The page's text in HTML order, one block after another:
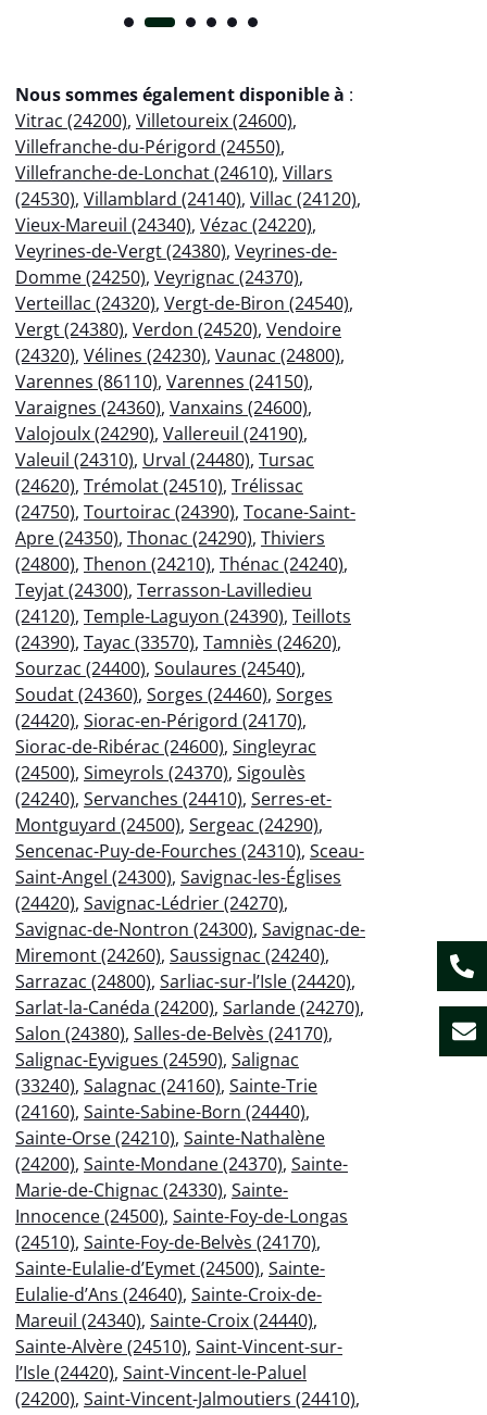
Nous sommes également disponible à :
Vitrac (24200), Villetoureix (24600),
Villefranche-du-Périgord (24550),
Villefranche-de-Lonchat (24610), Villars
(24530), Villamblard (24140), Villac (24120),
Vieux-Mareuil (24340), Vézac (24220),
Veyrines-de-Vergt (24380), Veyrines-de-
Domme (24250), Veyrignac (24370),
Verteillac (24320), Vergt-de-Biron (24540),
Vergt (24380), Verdon (24520), Vendoire
(24320), Vélines (24230), Vaunac (24800),
Varennes (86110), Varennes (24150),
Varaignes (24360), Vanxains (24600),
Valojoulx (24290), Vallereuil (24190),
Valeuil (24310), Urval (24480), Tursac
(24620), Trémolat (24510), Trélissac
(24750), Tourtoirac (24390), Tocane-Saint-
Apre (24350), Thonac (24290), Thiviers
(24800), Thenon (24210), Thénac (24240),
Teyjat (24300), Terrasson-Lavilledieu
(24120), Temple-Laguyon (24390), Teillots
(24390), Tayac (33570), Tamniès (24620),
Sourzac (24400), Soulaures (24540),
Soudat (24360), Sorges (24460), Sorges
(24420), Siorac-en-Périgord (24170),
Siorac-de-Ribérac (24600), Singleyrac
(24500), Simeyrols (24370), Sigoulès
(24240), Servanches (24410), Serres-et-
Montguyard (24500), Sergeac (24290),
Sencenac-Puy-de-Fourches (24310), Sceau-
Saint-Angel (24300), Savignac-les-Églises
(24420), Savignac-Lédrier (24270),
Savignac-de-Nontron (24300), Savignac-de-
Miremont (24260), Saussignac (24240),
Sarrazac (24800), Sarliac-sur-l’Isle (24420),
Sarlat-la-Canéda (24200), Sarlande (24270),
Salon (24380), Salles-de-Belvès (24170),
Salignac-Eyvigues (24590), Salignac
(33240), Salagnac (24160), Sainte-Trie
(24160), Sainte-Sabine-Born (24440),
Sainte-Orse (24210), Sainte-Nathalène
(24200), Sainte-Mondane (24370), Sainte-
Marie-de-Chignac (24330), Sainte-
Innocence (24500), Sainte-Foy-de-Longas
(24510), Sainte-Foy-de-Belvès (24170),
Sainte-Eulalie-d’Eymet (24500), Sainte-
Eulalie-d’Ans (24640), Sainte-Croix-de-
Mareuil (24340), Sainte-Croix (24440),
Sainte-Alvère (24510), Saint-Vincent-sur-
l’Isle (24420), Saint-Vincent-le-Paluel
(24200), Saint-Vincent-Jalmoutiers (24410),